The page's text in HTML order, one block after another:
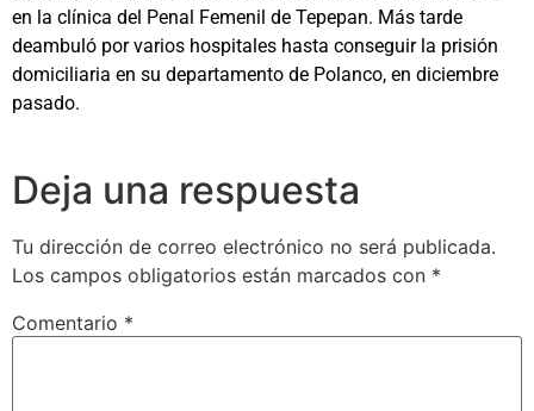
en la clínica del Penal Femenil de Tepepan. Más tarde
deambuló por varios hospitales hasta conseguir la prisión
domiciliaria en su departamento de Polanco, en diciembre
pasado.
Deja una respuesta
Tu dirección de correo electrónico no será publicada.
Los campos obligatorios están marcados con *
Comentario *